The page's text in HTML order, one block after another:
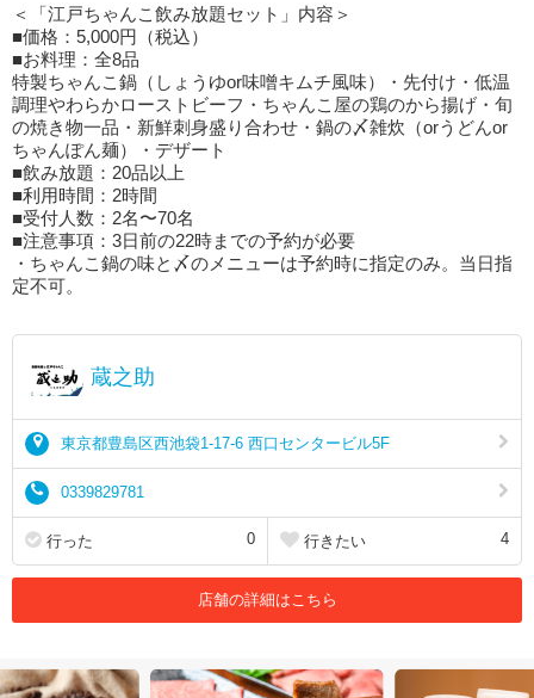
＜「江戸ちゃんこ飲み放題セット」内容＞
■価格：5,000円（税込）
■お料理：全8品
特製ちゃんこ鍋（しょうゆor味噌キムチ風味）・先付け・低温
調理やわらかローストビーフ・ちゃんこ屋の鶏のから揚げ・旬
の焼き物一品・新鮮刺身盛り合わせ・鍋の〆雑炊（orうどんor
ちゃんぽん麺）・デザート
■飲み放題：20品以上
■利用時間：2時間
■受付人数：2名〜70名
■注意事項：3日前の22時までの予約が必要
・ちゃんこ鍋の味と〆のメニューは予約時に指定のみ。当日指
定不可。
蔵之助
東京都豊島区西池袋1-17-6 西口センタービル5F
0339829781
行った 0 行きたい 4
店舗の詳細はこちら